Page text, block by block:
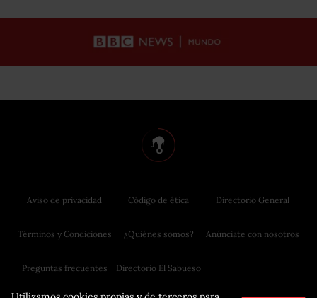
Aviso de privacidad
Términos y Condiciones
Preguntas frecuentes
Código de ética
¿Quiénes somos?
Directorio El Sabueso
Directorio General
Anúnciate con nosotros